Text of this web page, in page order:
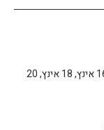
14 אינץ, 16 אינץ, 18 אינץ, 20